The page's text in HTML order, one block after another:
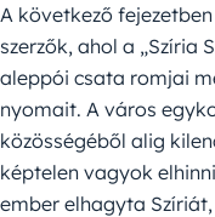
A következő
szerzők, ahol a „Szíria
aleppói csata romjai
nyomait. A város
közösségéből alig
képtelen vagyok
ember elhagyta